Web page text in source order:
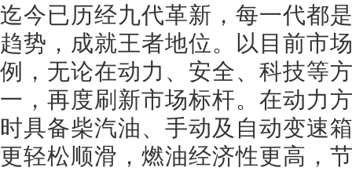
迄今已历经九代革新，每一代都
趋势，成就王者地位。以目前市
例，无论在动力、安全、科技等
一，再度刷新市场标杆。在动力
时具备柴汽油、手动及自动变速
更轻松顺滑，燃油经济性更高，